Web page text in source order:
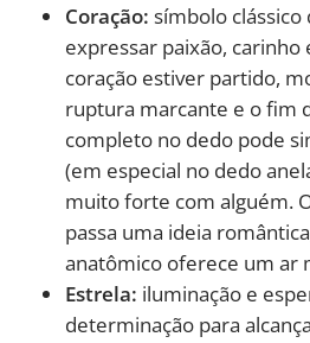
Coração: símbolo clássico
expressar paixão, carinho
coração estiver partido,
ruptura marcante e o fim
completo no dedo pode
(em especial no dedo
muito forte com alguém.
passa uma ideia
anatômico oferece um ar
Estrela: iluminação e
determinação para